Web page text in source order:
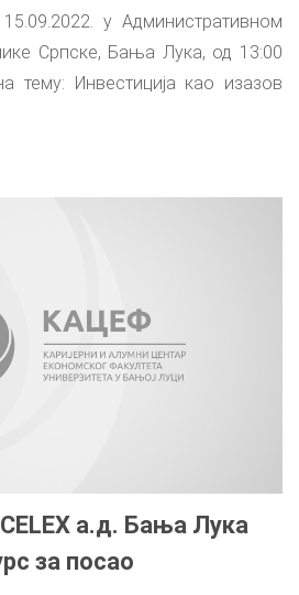
у Административном
Српске, Бања Лука, од 13:00
тему: Инвестиција као изазов
а.д. Бања Лука
за посао